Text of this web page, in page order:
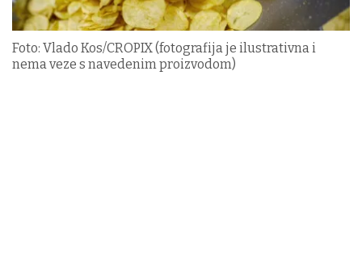
Foto: Vlado Kos/CROPIX (fotografija je ilustrativna i
nema veze s navedenim proizvodom)